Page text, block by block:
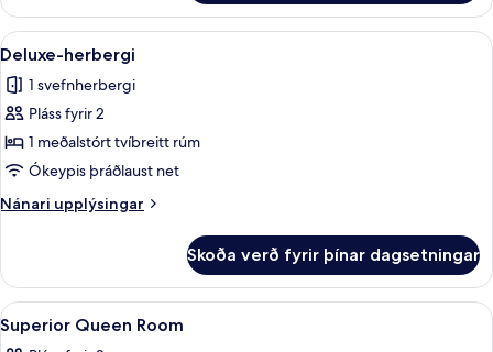
herbergi
með
tvíbreiðu
Skoða
allar
myndir
fyrir
Deluxe-
herbergi
1
Deluxe-herbergi
1 svefnherbergi
Pláss fyrir 2
1 meðalstórt tvíbreitt rúm
Ókeypis þráðlaust net
Nánari upplýsingar
Nánari
herbergi
Skoða verð fyrir þínar dagsetningar
Skoða
allar
Rúmföt af bestu gerð, dúnsængur,
13
Superior Queen Room